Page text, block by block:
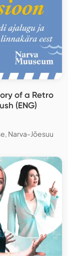
of a Retro
(ENG)
Narva-Jõesuu